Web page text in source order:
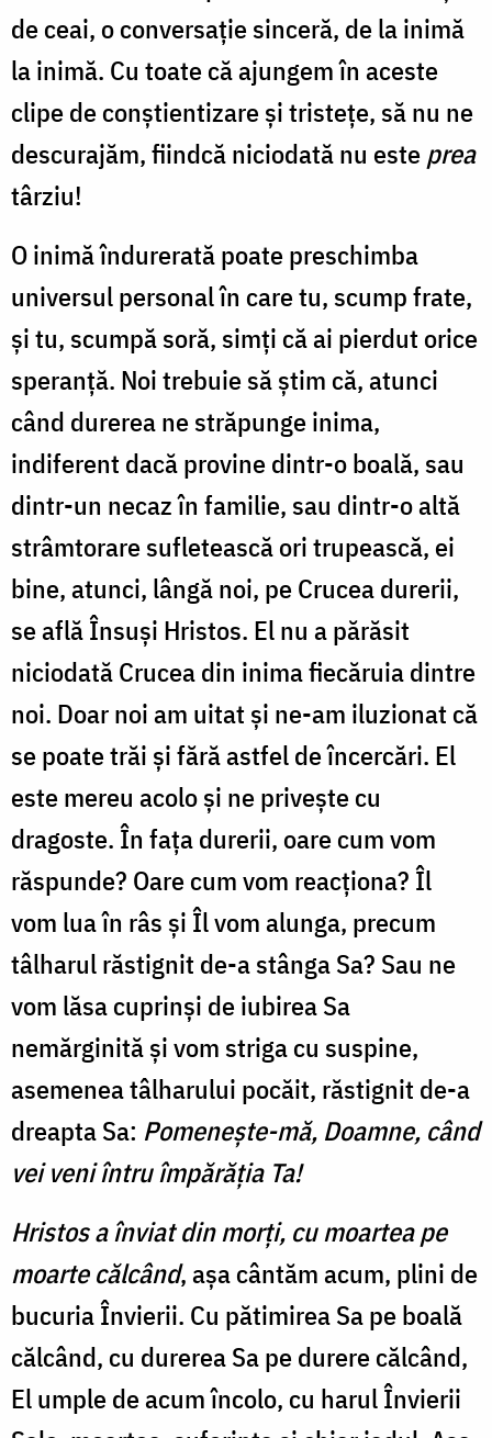
de ceai, o conversație sinceră, de la inimă
la inimă. Cu toate că ajungem în aceste
clipe de conștientizare și tristețe, să nu ne
descurajăm, fiindcă niciodată nu esteprea
târziu!
O inimă îndurerată poate preschimba
universul personal în care tu, scump frate,
și tu, scumpă soră, simți că ai pierdut orice
speranță. Noi trebuie să știm că, atunci
când durerea ne străpunge inima,
indiferent dacă provine dintr-o boală, sau
dintr-un necaz în familie, sau dintr-o altă
strâmtorare sufletească ori trupească, ei
bine, atunci, lângă noi, pe Crucea durerii,
se află Însuși Hristos. El nu a părăsit
niciodată Crucea din inima fiecăruia dintre
noi. Doar noi am uitat și ne-am iluzionat că
se poate trăi și fără astfel de încercări. El
este mereu acolo și ne privește cu
dragoste. În fața durerii, oare cum vom
răspunde? Oare cum vom reacționa? Îl
vom lua în râs și Îl vom alunga, precum
tâlharul răstignit de-a stânga Sa? Sau ne
vom lăsa cuprinși de iubirea Sa
nemărginită și vom striga cu suspine,
asemenea tâlharului pocăit, răstignit de-a
dreapta Sa: Pomenește-mă, Doamne, când
vei veni întru împărăția Ta!
Hristos a înviat din morți, cu moartea pe
moarte călcând, așa cântăm acum, plini de
bucuria Învierii. Cu pătimirea Sa pe boală
călcând, cu durerea Sa pe durere călcând,
El umple de acum încolo, cu harul Învierii